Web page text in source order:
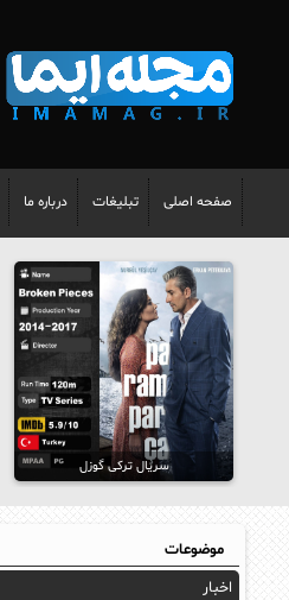
صفحه اصلی تبلیغات درباره ما
سریال ترکی گوزل
موضوعات
اخبار